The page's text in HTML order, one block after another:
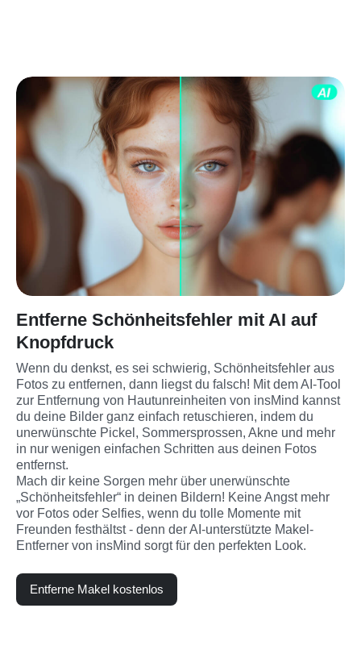
Entferne Schönheitsfehler mit AI auf
Knopfdruck
Wenn du denkst, es sei schwierig, Schönheitsfehler aus
Fotos zu entfernen, dann liegst du falsch! Mit dem AI-Tool
zur Entfernung von Hautunreinheiten von insMind kannst
du deine Bilder ganz einfach retuschieren, indem du
unerwünschte Pickel, Sommersprossen, Akne und mehr
in nur wenigen einfachen Schritten aus deinen Fotos
entfernst.
Mach dir keine Sorgen mehr über unerwünschte
„Schönheitsfehler“ in deinen Bildern! Keine Angst mehr
vor Fotos oder Selfies, wenn du tolle Momente mit
Freunden festhältst - denn der AI-unterstützte Makel-
Entferner von insMind sorgt für den perfekten Look.
Entferne Makel kostenlos